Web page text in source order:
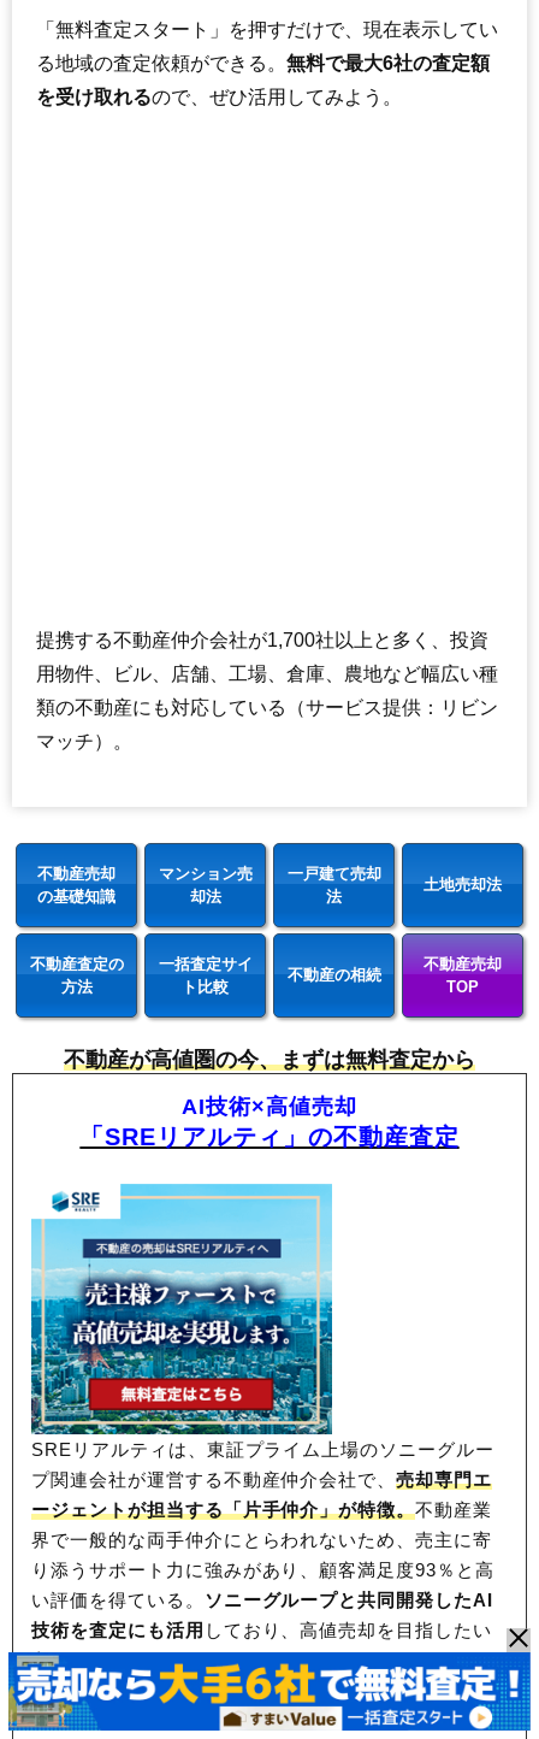
「無料査定スタート」を押すだけで、現在表示してい
る地域の査定依頼ができる。 無料で最大6社の査定額
を受け取れるので、ぜひ活用してみよう。
提携する不動産仲介会社が1,700社以上と多く、投資
用物件、ビル、店舗、工場、倉庫、農地など幅広い種
類の不動産にも対応している（サービス提供：リビン
マッチ）。
不動産売却
の基礎知識
マンション売
却法
一戸建て売却
法
土地売却法
不動産査定の
方法
一括査定サイ
ト比較
不動産の相続
不動産売却
TOP
不動産が高値圏の今、まずは無料査定から
AI技術×高値売却
「SREリアルティ」の不動産査定
SREリアルティは、東証プライム上場のソニーグルー
プ関連会社が運営する不動産仲介会社で、売却専門エ
ージェントが担当する「片手仲介」が特徴。不動産業
界で一般的な両手仲介にとらわれないため、売主に寄
り添うサポート力に強みがあり、顧客満足度93％と高
い評価を得ている。 ソニーグループと共同開発したAI
技術を査定にも活用 しており、高値売却を目指したい
方におすすめだ。
※対応エリア：東京都、神奈川県、千葉県、埼玉
県、大阪府、兵庫県、京都府